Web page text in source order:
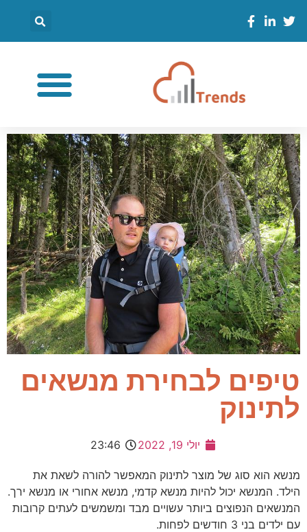
טיפים לבחירת מנשאים
לתינוק
יולי 19, 2022 23:46
מנשא הוא סוג של מוצר לתינוק המאפשר להורה לשאת את
הילד. המנשא יכול להיות מנשא קדמי, מנשא אחורי או מנשא ירך.
המנשאים הנפוצים ביותר עשויים מבד ומשמשים לעתים קרובות
עם ילדים בני 3 חודשים לפחות.